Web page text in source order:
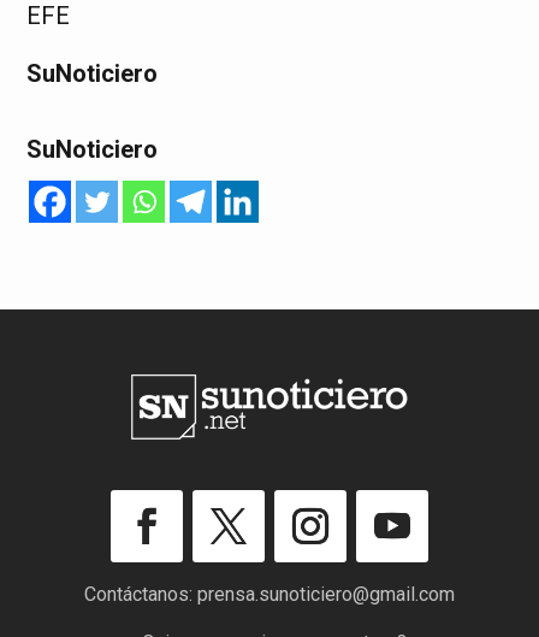
EFE
SuNoticiero
SuNoticiero
Contáctanos: prensa.sunoticiero@gmail.com